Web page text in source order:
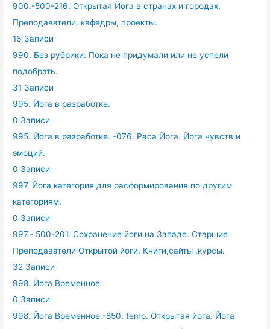
900.-500-216. Открытая Йога в странах и городах.
Преподаватели, кафедры, проекты.
16 Записи
990. Без рубрики. Пока не придумали или не успели
подобрать.
31 Записи
995. Йога в разработке.
0 Записи
995. Йога в разработке. -076. Раса Йога. Йога чувств и
эмоций.
0 Записи
997. Йога категория для расформирования по другим
категориям.
0 Записи
997.- 500-201. Сохранение йоги на Западе. Старшие
Преподаватели Открытой йоги. Книги,сайты ,курсы.
32 Записи
998. Йога Временное
0 Записи
998. Йога Временное.-850. temp. Открытая йога. Йога